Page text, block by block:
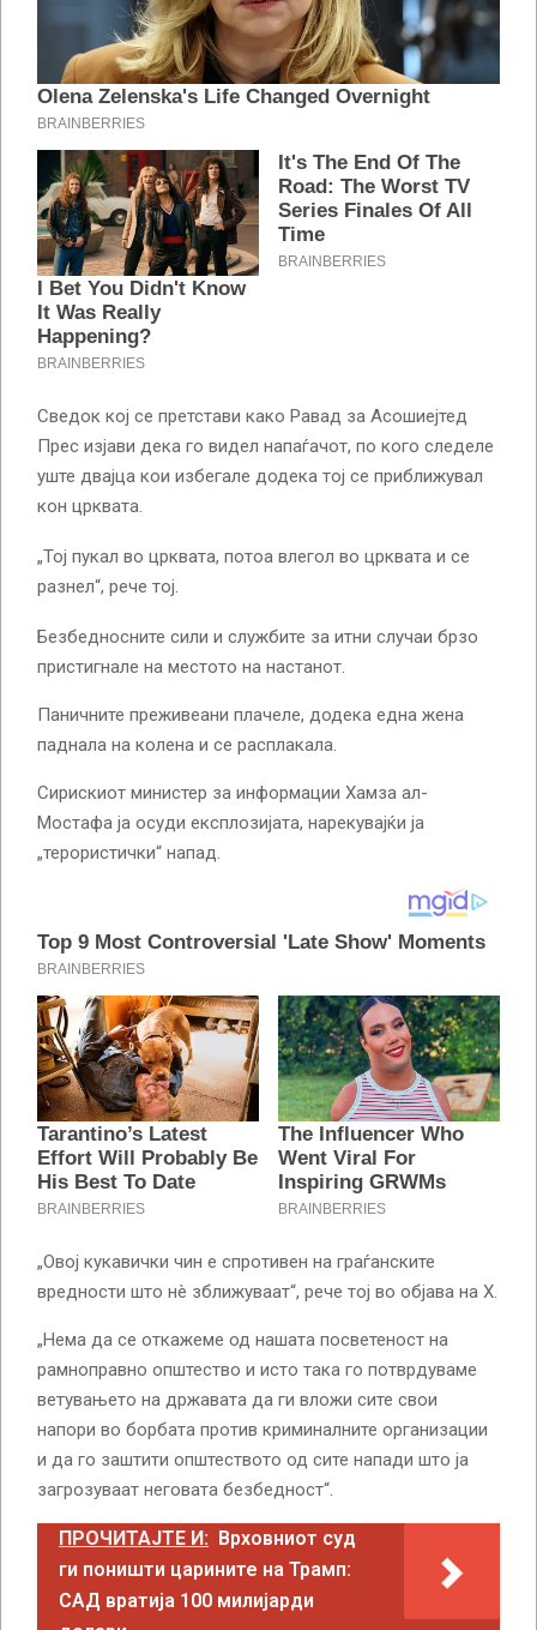
Сведок кој се претстави како Равад за Асошиејтед
Прес изјави дека го видел напаѓачот, по кого следеле
уште двајца кои избегале додека тој се приближувал
кон црквата.
„Тој пукал во црквата, потоа влегол во црквата и се
разнел“, рече тој.
Безбедносните сили и службите за итни случаи брзо
пристигнале на местото на настанот.
Паничните преживеани плачеле, додека една жена
паднала на колена и се расплакала.
Сирискиот министер за информации Хамза ал-
Мостафа ја осуди експлозијата, нарекувајќи ја
„терористички“ напад.
„Овој кукавички чин е спротивен на граѓанските
вредности што нè зближуваат“, рече тој во објава на X.
„Нема да се откажеме од нашата посветеност на
рамноправно општество и исто така го потврдуваме
ветувањето на државата да ги вложи сите свои
напори во борбата против криминалните организации
и да го заштити општеството од сите напади што ја
загрозуваат неговата безбедност“.
ПРОЧИТАЈТЕ И: Врховниот суд
ги поништи царините на Трамп:
САД вратија 100 милијарди